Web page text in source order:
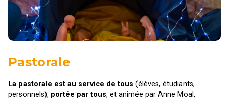
Pastorale
La pastorale est au service de tous (élèves, étudiants,
personnels), portée par tous, et animée par Anne Moal,